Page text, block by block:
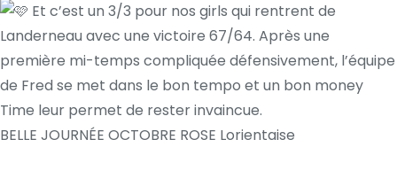
Et c’est un 3/3 pour nos girls qui rentrent de
Landerneau avec une victoire 67/64. Après une
première mi-temps compliquée défensivement, l’équipe
de Fred se met dans le bon tempo et un bon money
Time leur permet de rester invaincue.
BELLE JOURNÉE OCTOBRE ROSE Lorientaise